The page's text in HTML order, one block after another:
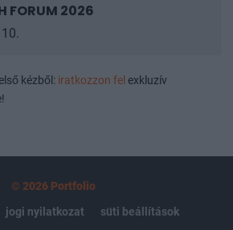
FORUM 2026
kézből: iratkozzon fel exkluzív
© 2026 Portfolio
jogi nyilatkozat
süti beállítások